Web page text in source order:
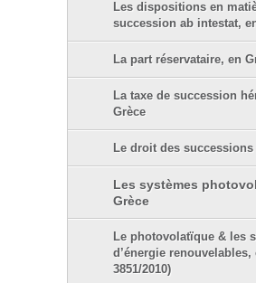
Les dispositions en
succession ab intestat,
La part réservataire, en
La taxe de succession
Grèce
Le droit des successions
Les systèmes
Grèce
Le photovolatïque & les
d’énergie renouvelables,
3851/2010)